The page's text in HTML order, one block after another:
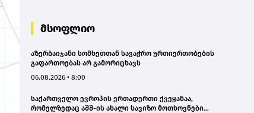
მსოფლიო
აზერბაიჯანი სომხეთთან სავაჭრო ურთიერთობების
გაფართოებას არ გამორიცხავს
06.08.2026 • 8:00
საქართველო ევროპის ერთადერთი ქვეყანაა,
რომელზედაც აშშ-ის ახალი სავიზო მოთხოვნები